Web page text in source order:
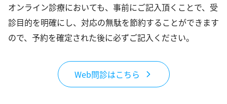
オンライン診療においても、事前にご記入頂くことで、受
診目的を明確にし、対応の無駄を節約することができます
ので、予約を確定された後に必ずご記入ください。
Web問診はこちら